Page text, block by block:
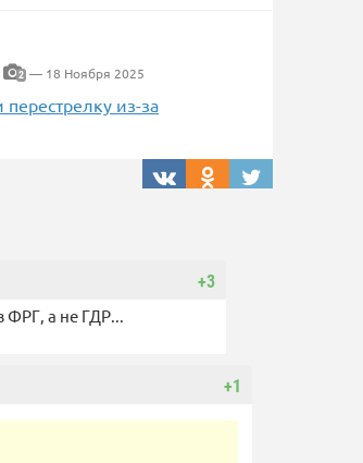
2 — 18 Ноября 2025
из-за
+3
ФРГ, а не ГДР...
+1